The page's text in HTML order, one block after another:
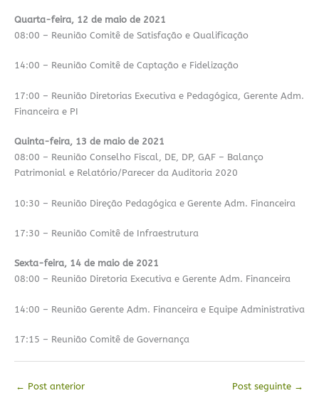
Quarta-feira, 12 de maio de 2021
08:00 – Reunião Comitê de Satisfação e Qualificação
14:00 – Reunião Comitê de Captação e Fidelização
17:00 – Reunião Diretorias Executiva e Pedagógica, Gerente Adm.
Financeira e PI
Quinta-feira, 13 de maio de 2021
08:00 – Reunião Conselho Fiscal, DE, DP, GAF – Balanço
Patrimonial e Relatório/Parecer da Auditoria 2020
10:30 – Reunião Direção Pedagógica e Gerente Adm. Financeira
17:30 – Reunião Comitê de Infraestrutura
Sexta-feira, 14 de maio de 2021
08:00 – Reunião Diretoria Executiva e Gerente Adm. Financeira
14:00 – Reunião Gerente Adm. Financeira e Equipe Administrativa
17:15 – Reunião Comitê de Governança
← Post anterior Post seguinte →